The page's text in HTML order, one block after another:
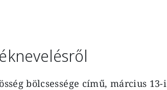
bölcsessége című, március 13-i